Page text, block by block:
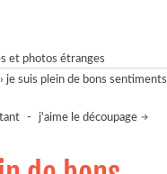
et photos étranges
› je suis plein de bons sentiments
- j'aime le découpage